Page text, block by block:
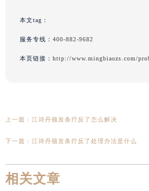
本文tag：
服务专线： 400-882-9682
本页链接： http://www.mingbiaozs.com/
上一篇： 江诗丹顿发条拧反了怎么解决
下一篇： 江诗丹顿发条拧反了处理办法是什么
相关文章